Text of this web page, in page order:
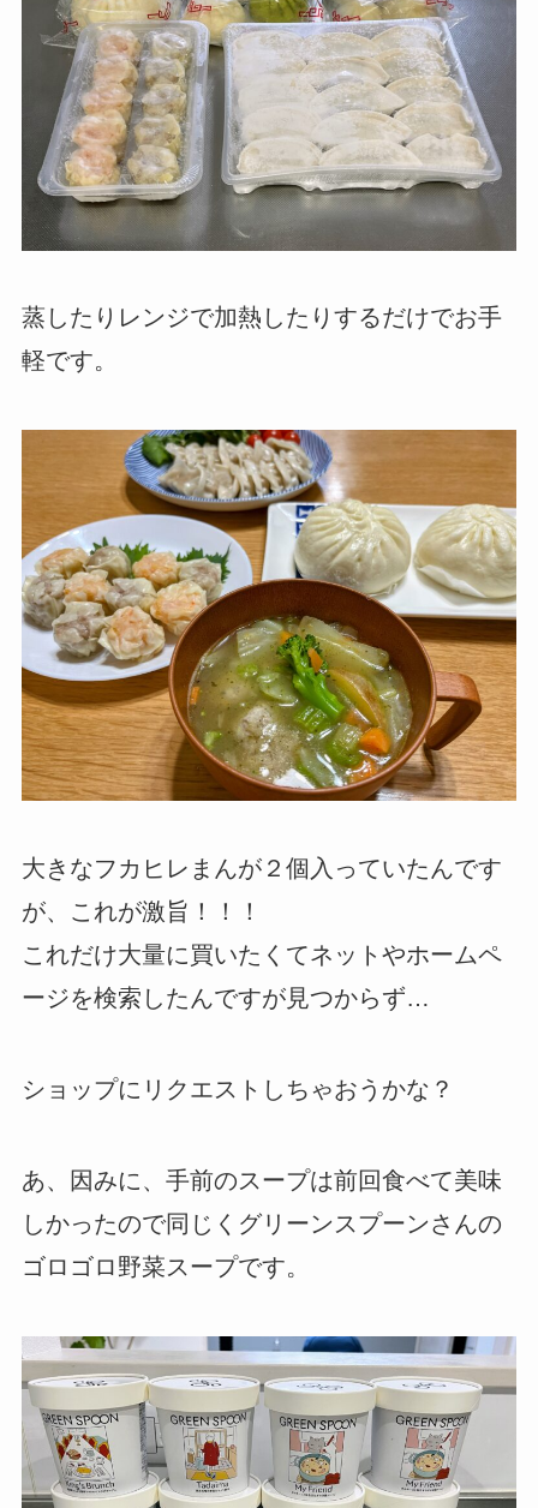
蒸したりレンジで加熱したりするだけでお手
軽です。
大きなフカヒレまんが２個入っていたんです
が、これが激旨！！！
これだけ大量に買いたくてネットやホームペ
ージを検索したんですが見つからず…
ショップにリクエストしちゃおうかな？
あ、因みに、手前のスープは前回食べて美味
しかったので同じくグリーンスプーンさんの
ゴロゴロ野菜スープです。